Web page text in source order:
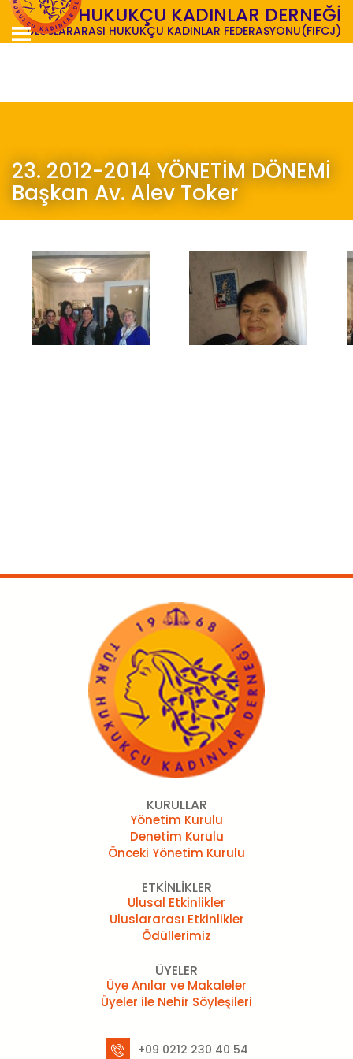
TÜRK HUKUKÇU KADINLAR DERNEĞİ
ULUSLARARASI HUKUKÇU KADINLAR FEDERASYONU(FIFCJ)
23. 2012-2014 YÖNETİM DÖNEMİ
Başkan Av. Alev Toker
KURULLAR
Yönetim Kurulu
Denetim Kurulu
Önceki Yönetim Kurulu
ETKİNLİKLER
Ulusal Etkinlikler
Uluslararası Etkinlikler
Ödüllerimiz
ÜYELER
Üye Anılar ve Makaleler
Üyeler ile Nehir Söyleşileri
+09 0212 230 40 54